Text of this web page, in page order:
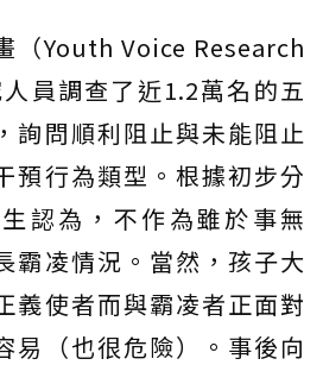
（Youth Voice Research
員調查了近1.2萬名的五
詢問順利阻止與未能阻止
預行為類型。根據初步分
認為，不作為雖於事無
霸凌情況。當然，孩子大
義使者而與霸凌者正面對
易（也很危險）。事後向